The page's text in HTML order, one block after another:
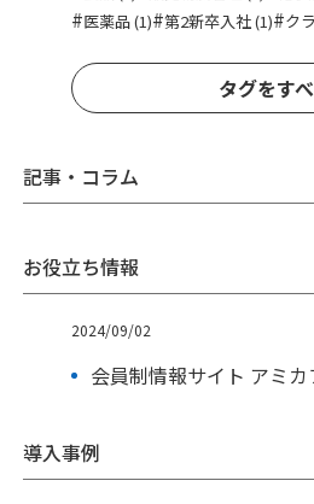
#医薬品 (1)#第2新卒入社 (1)#ク
タグをす
記事・コラム
お役立ち情報
2024/09/02
会員制情報サイト アミ
導入事例